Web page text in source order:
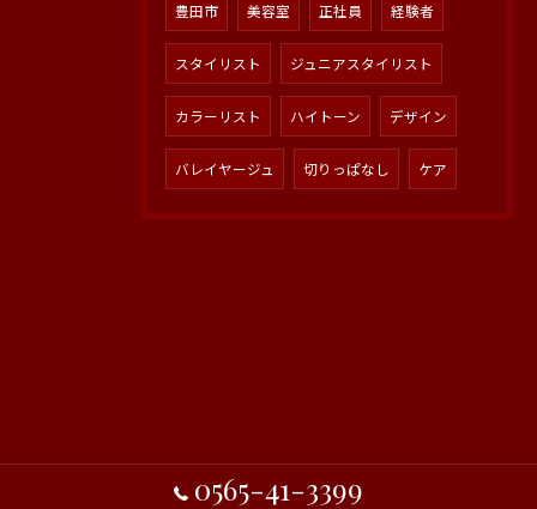
豊田市 美容室 正社員 経験者
スタイリスト ジュニアスタイリスト
カラーリスト ハイトーン デザイン
バレイヤージュ 切りっぱなし ケア
0565-41-3399